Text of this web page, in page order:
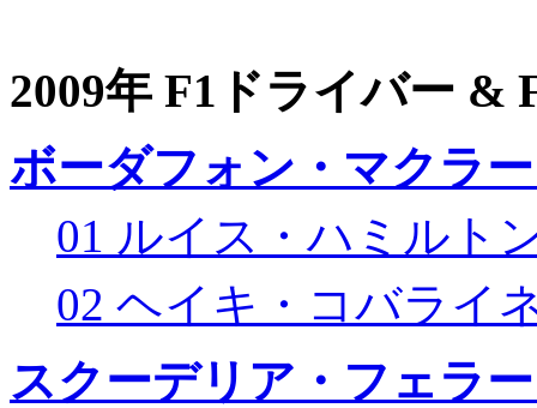
2009年 F1ドライバー &
ボーダフォン・マクラ
01 ルイス・ハミルト
02 ヘイキ・コバライ
スクーデリア・フェラ